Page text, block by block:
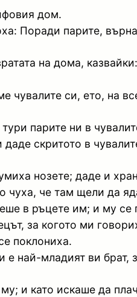
дом.
Поради парите,
на дома, казвайки:
си, ето, на
парите ни в
скритото в
нозете; даде и
чуха, че там щели да
в ръцете им; и му се
за когото ми
поклониха.
най-младият ви брат,
и като искаше да